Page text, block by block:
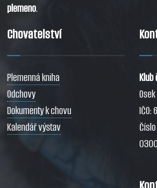
plemeno.
Chovatelství
Plemenná kniha
Odchovy
Dokumenty k chovu
Kalendář výstav
Klub
IČO: